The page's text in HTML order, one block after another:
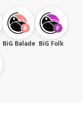
BiG Balade BiG Folk